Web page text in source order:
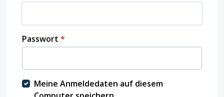
Passwort *
Meine Anmeldedaten auf diesem